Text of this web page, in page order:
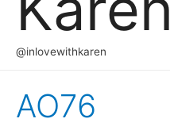
@inlovewithkaren
AO76